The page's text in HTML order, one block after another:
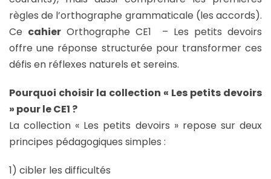
règles de l’orthographe grammaticale (les accords).
Ce cahier Orthographe CE1 – Les petits devoirs
offre une réponse structurée pour transformer ces
défis en réflexes naturels et sereins.
Pourquoi choisir la collection « Les petits devoirs
» pour le CE1 ?
La collection « Les petits devoirs » repose sur deux
principes pédagogiques simples :
1) cibler les difficultés